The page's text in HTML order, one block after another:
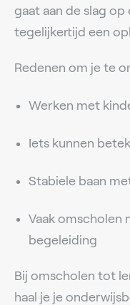
gaat aan de slag
tegelijkertijd een
Redenen om je te
Werken met
Iets kunnen
Stabiele baan
Vaak omscholen
begeleiding
Bij omscholen tot
haal je je